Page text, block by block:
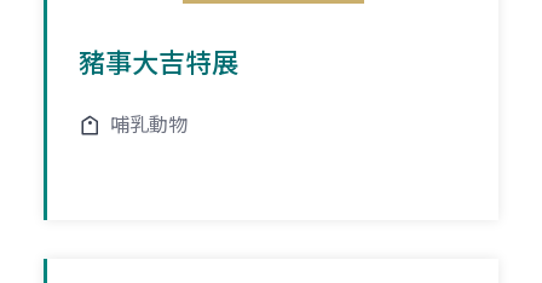
豬事大吉特展
哺乳動物